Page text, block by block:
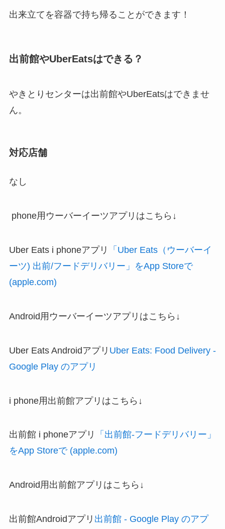
出来立てを容器で持ち帰ることができます！
出前館やUberEatsはできる？
やきとりセンターは出前館やUberEatsはできませ
ん。
対応店舗
なし
phone用ウーバーイーツアプリはこちら↓
Uber Eats i phoneアプリ
「Uber Eats（ウーバーイ
ーツ) 出前/フードデリバリー」をApp Storeで
(apple.com)
Android用ウーバーイーツアプリはこちら↓
Uber Eats Androidアプリ Uber Eats: Food Delivery -
Google Play のアプリ
i phone用出前館アプリはこちら↓
出前館 i phoneアプリ
「出前館-フードデリバリー」
をApp Storeで (apple.com)
Android用出前館アプリはこちら↓
出前館Androidアプリ 出前館 - Google Play のアプ